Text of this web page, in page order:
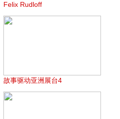
Felix Rudloff
故事驱动亚洲展台4